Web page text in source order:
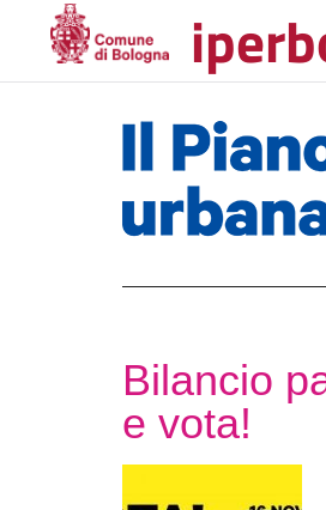
Bilancio
e vota!